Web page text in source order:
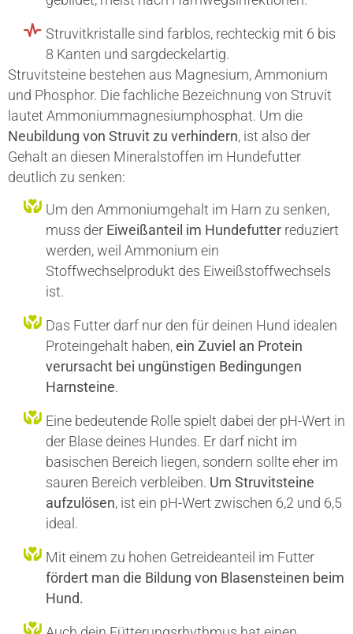
Struvitkristalle sind farblos, rechteckig mit 6 bis
8 Kanten und sargdeckelartig.
Struvitsteine bestehen aus Magnesium, Ammonium
und Phosphor. Die fachliche Bezeichnung von Struvit
lautet Ammoniummagnesiumphosphat. Um die
Neubildung von Struvit zu verhindern, ist also der
Gehalt an diesen Mineralstoffen im Hundefutter
deutlich zu senken:
Um den Ammoniumgehalt im Harn zu senken,
muss der Eiweißanteil im Hundefutterreduziert
werden, weil Ammonium ein
Stoffwechselprodukt des Eiweißstoffwechsels
ist.
Das Futter darf nur den für deinen Hund idealen
Proteingehalt haben,ein Zuviel an Protein
verursacht bei ungünstigen Bedingungen
Harnsteine.
Eine bedeutende Rolle spielt dabei der pH-Wert in
der Blase deines Hundes. Er darf nicht im
basischen Bereich liegen, sondern sollte eher im
sauren Bereich verbleiben. Um Struvitsteine
aufzulösen, ist ein pH-Wert zwischen 6,2 und 6,5
ideal.
Mit einem zu hohen Getreideanteil im Futter
fördert man die Bildung von Blasensteinen beim
Hund.